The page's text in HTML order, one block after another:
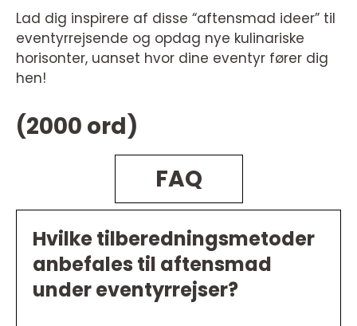
Lad dig inspirere af disse “aftensmad ideer” til
eventyrrejsende og opdag nye kulinariske
horisonter, uanset hvor dine eventyr fører dig
hen!
(2000 ord)
FAQ
Hvilke tilberedningsmetoder
anbefales til aftensmad
under eventyrrejser?